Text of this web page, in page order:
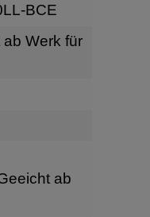
BCE
Werk für
ab